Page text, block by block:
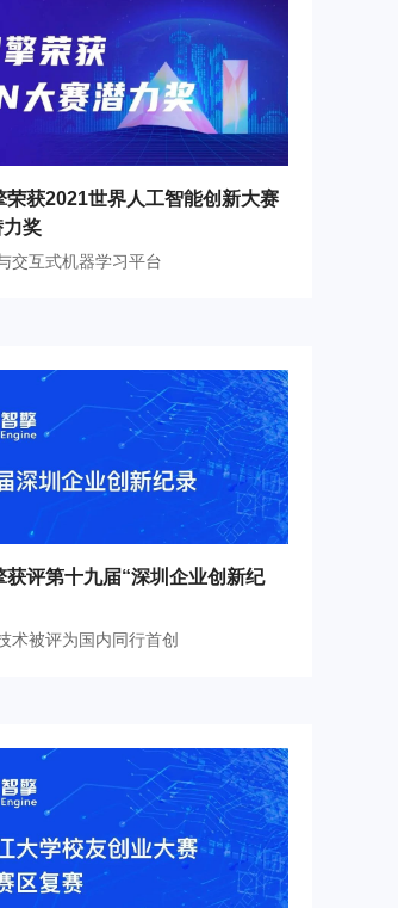
荣获2021世界人工智能创新大赛
力奖
交互式机器学习平台
获评第十九届“深圳企业创新纪
术被评为国内同行首创